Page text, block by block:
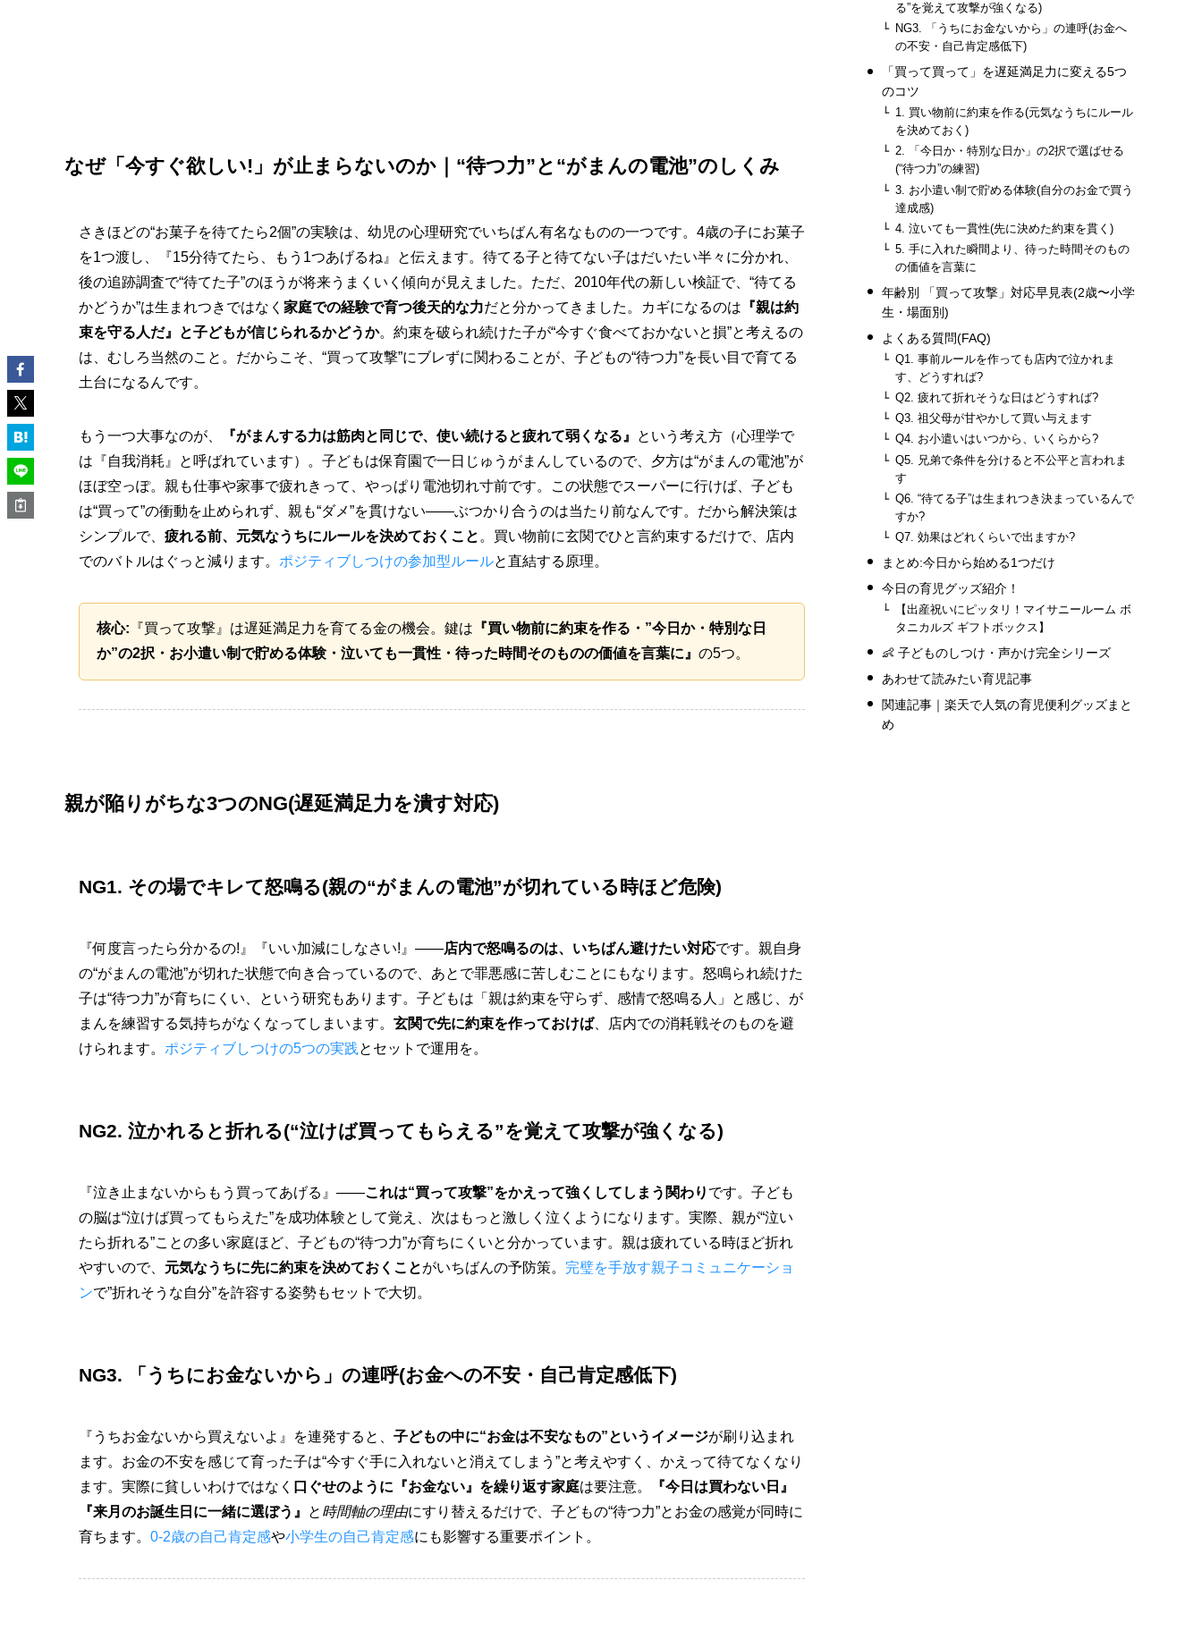
なぜ「今すぐ欲しい!」が止まらないのか｜“待つ力”と“がまんの電池”のしくみ
さきほどの“お菓子を待てたら2個”の実験は、幼児の心理研究でいちばん有名なものの一つです。4歳の子にお菓子
を1つ渡し、『15分待てたら、もう1つあげるね』と伝えます。待てる子と待てない子はだいたい半々に分かれ、
後の追跡調査で“待てた子”のほうが将来うまくいく傾向が見えました。ただ、2010年代の新しい検証で、“待てる
かどうか”は生まれつきではなく 家庭での経験で育つ後天的な力だと分かってきました。カギになるのは 『親は約
束を守る人だ』と子どもが信じられるかどうか。約束を破られ続けた子が“今すぐ食べておかないと損”と考えるの
は、むしろ当然のこと。だからこそ、“買って攻撃”にブレずに関わることが、子どもの“待つ力”を長い目で育てる
土台になるんです。
もう一つ大事なのが、 『がまんする力は筋肉と同じで、使い続けると疲れて弱くなる』
という考え方（心理学で
は『自我消耗』と呼ばれています）。子どもは保育園で一日じゅうがまんしているので、夕方は“がまんの電池”が
ほぼ空っぽ。親も仕事や家事で疲れきって、やっぱり電池切れ寸前です。この状態でスーパーに行けば、子ども
は“買って”の衝動を止められず、親も“ダメ”を貫けない——ぶつかり合うのは当たり前なんです。だから解決策は
シンプルで、 疲れる前、元気なうちにルールを決めておくこと 。買い物前に玄関でひと言約束するだけで、店内
でのバトルはぐっと減ります。 ポジティブしつけの参加型ルールと直結する原理。
核心: 『買って攻撃』は遅延満足力を育てる金の機会。鍵は 『買い物前に約束を作る・”今日か・特別な日
か”の2択・お小遣い制で貯める体験・泣いても一貫性・待った時間そのものの価値を言葉に』の5つ。
親が陥りがちな3つのNG(遅延満足力を潰す対応)
NG1. その場でキレて怒鳴る(親の“がまんの電池”が切れている時ほど危険)
『何度言ったら分かるの!』『いい加減にしなさい!』——店内で怒鳴るのは、いちばん避けたい対応です。親自身
の“がまんの電池”が切れた状態で向き合っているので、あとで罪悪感に苦しむことにもなります。怒鳴られ続けた
子は“待つ力”が育ちにくい、という研究もあります。子どもは「親は約束を守らず、感情で怒鳴る人」と感じ、が
まんを練習する気持ちがなくなってしまいます。 玄関で先に約束を作っておけば、店内での消耗戦そのものを避
けられます。 ポジティブしつけの5つの実践とセットで運用を。
NG2. 泣かれると折れる(“泣けば買ってもらえる”を覚えて攻撃が強くなる)
『泣き止まないからもう買ってあげる』——これは“買って攻撃”をかえって強くしてしまう関わり です。子ども
の脳は“泣けば買ってもらえた”を成功体験として覚え、次はもっと激しく泣くようになります。実際、親が“泣い
たら折れる”ことの多い家庭ほど、子どもの“待つ力”が育ちにくいと分かっています。親は疲れている時ほど折れ
やすいので、 元気なうちに先に約束を決めておくことがいちばんの予防策。 完璧を手放す親子コミュニケーショ
ンで”折れそうな自分”を許容する姿勢もセットで大切。
NG3. 「うちにお金ないから」の連呼(お金への不安・自己肯定感低下)
『うちお金ないから買えないよ』を連発すると、 子どもの中に“お金は不安なもの”というイメージが刷り込まれ
ます。お金の不安を感じて育った子は“今すぐ手に入れないと消えてしまう”と考えやすく、かえって待てなくなり
ます。実際に貧しいわけではなく 口ぐせのように『お金ない』を繰り返す家庭は要注意。
『今日は買わない日』
『来月のお誕生日に一緒に選ぼう』
と 時間軸の理由にすり替えるだけで、子どもの“待つ力”とお金の感覚が同時に
育ちます。 0-2歳の自己肯定感や小学生の自己肯定感にも影響する重要ポイント。
る”を覚えて攻撃が強くなる)
NG3. 「うちにお金ないから」の連呼(お金へ
の不安・自己肯定感低下)
「買って買って」を遅延満足力に変える5つ
のコツ
1. 買い物前に約束を作る(元気なうちにルール
を決めておく)
2. 「今日か・特別な日か」の2択で選ばせる
(“待つ力”の練習)
3. お小遣い制で貯める体験(自分のお金で買う
達成感)
4. 泣いても一貫性(先に決めた約束を貫く)
5. 手に入れた瞬間より、待った時間そのもの
の価値を言葉に
年齢別 「買って攻撃」対応早見表(2歳〜小学
生・場面別)
よくある質問(FAQ)
Q1. 事前ルールを作っても店内で泣かれま
す、どうすれば?
Q2. 疲れて折れそうな日はどうすれば?
Q3. 祖父母が甘やかして買い与えます
Q4. お小遣いはいつから、いくらから?
Q5. 兄弟で条件を分けると不公平と言われま
す
Q6. “待てる子”は生まれつき決まっているんで
すか?
Q7. 効果はどれくらいで出ますか?
まとめ:今日から始める1つだけ
今日の育児グッズ紹介！
【出産祝いにピッタリ！マイサニールーム ボ
タニカルズ ギフトボックス】
👶 子どものしつけ・声かけ完全シリーズ
あわせて読みたい育児記事
関連記事｜楽天で人気の育児便利グッズまと
め